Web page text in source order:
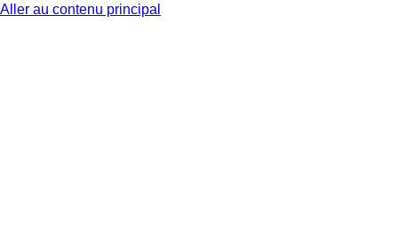
Aller au contenu principal